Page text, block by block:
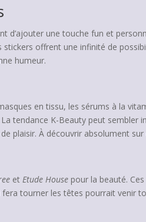
une touche fun et
offrent une infinité de
humeur.
en tissu, les sérums à la
tendance K-Beauty peut sembler
plaisir. À découvrir absolument sur
etEtude House pour la beauté.
tourner les têtes pourrait venir